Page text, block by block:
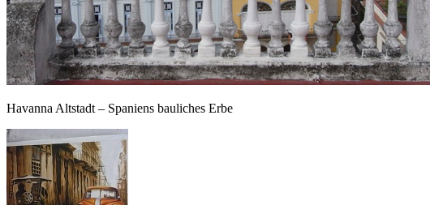
Havanna Altstadt – Spaniens bauliches Erbe